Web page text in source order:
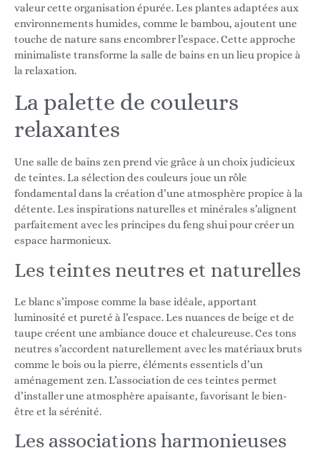
valeur cette organisation épurée. Les plantes adaptées aux
environnements humides, comme le bambou, ajoutent une
touche de nature sans encombrer l’espace. Cette approche
minimaliste transforme la salle de bains en un lieu propice à
la relaxation.
La palette de couleurs
relaxantes
Une salle de bains zen prend vie grâce à un choix judicieux
de teintes. La sélection des couleurs joue un rôle
fondamental dans la création d’une atmosphère propice à la
détente. Les inspirations naturelles et minérales s’alignent
parfaitement avec les principes du feng shui pour créer un
espace harmonieux.
Les teintes neutres et naturelles
Le blanc s’impose comme la base idéale, apportant
luminosité et pureté à l’espace. Les nuances de beige et de
taupe créent une ambiance douce et chaleureuse. Ces tons
neutres s’accordent naturellement avec les matériaux bruts
comme le bois ou la pierre, éléments essentiels d’un
aménagement zen. L’association de ces teintes permet
d’installer une atmosphère apaisante, favorisant le bien-
être et la sérénité.
Les associations harmonieuses